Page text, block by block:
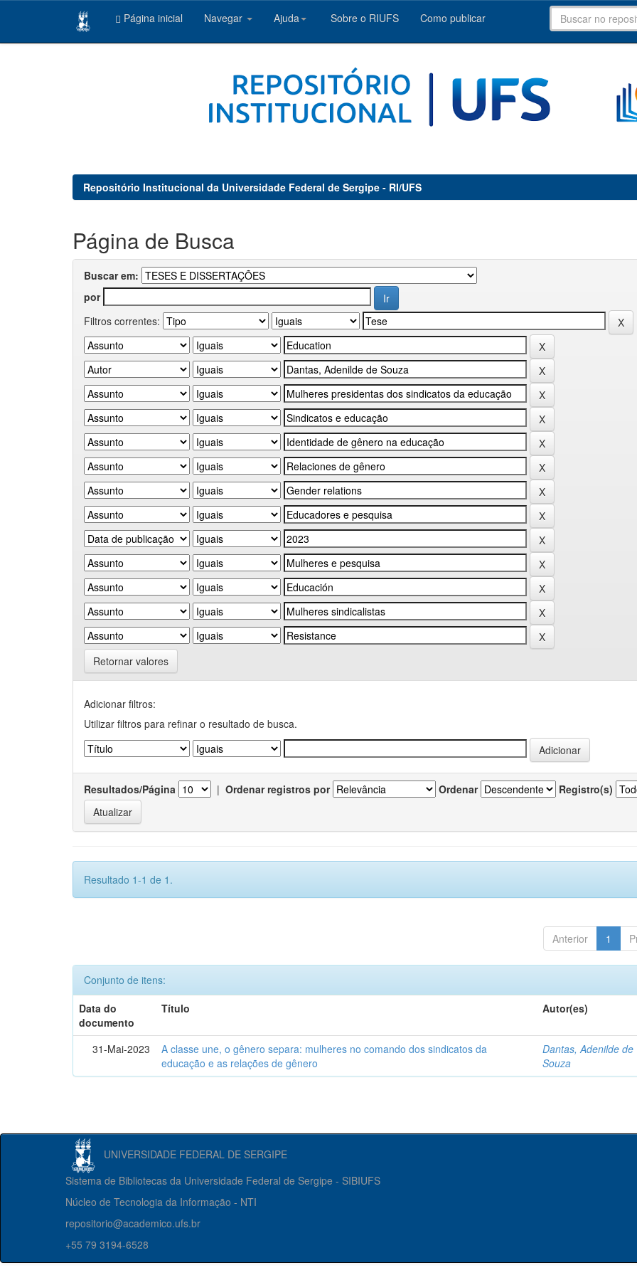
Página inicial Navegar Ajuda Sobre o RIUFS Como publicar
Repositório Institucional da Universidade Federal de Sergipe - RI/UFS
Página de Busca
Buscar em:
por
Filtros correntes:
Retornar valores
Adicionar filtros:
Utilizar filtros para refinar o resultado de busca.
Resultados/Página | Ordenar registros por Ordenar Registro(s)
Resultado 1-1 de 1.
Anterior 1
Conjunto de itens:
Data do
documento
Título Autor(es)
31-Mai-2023
A classe une, o gênero separa: mulheres no comando dos sindicatos da
educação e as relações de gênero
Dantas, Adenilde de
Souza
UNIVERSIDADE FEDERAL DE SERGIPE
Sistema de Bibliotecas da Universidade Federal de Sergipe - SIBIUFS
Núcleo de Tecnologia da Informação - NTI
repositorio@academico.ufs.br
+55 79 3194-6528